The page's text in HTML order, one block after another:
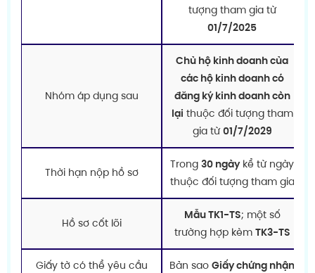
tượng tham gia từ
01/7/2025
Nhóm áp dụng sau
Chủ hộ kinh doanh của
các hộ kinh doanh có
đăng ký kinh doanh còn
lại thuộc đối tượng tham
gia từ 01/7/2029
Thời hạn nộp hồ sơ
Trong 30 ngàykể từ ngày
thuộc đối tượng tham gia
Hồ sơ cốt lõi
Mẫu TK1-TS; một số
trường hợp kèm TK3-TS
Giấy tờ có thể yêu cầu
Bản sao Giấy chứng nhận